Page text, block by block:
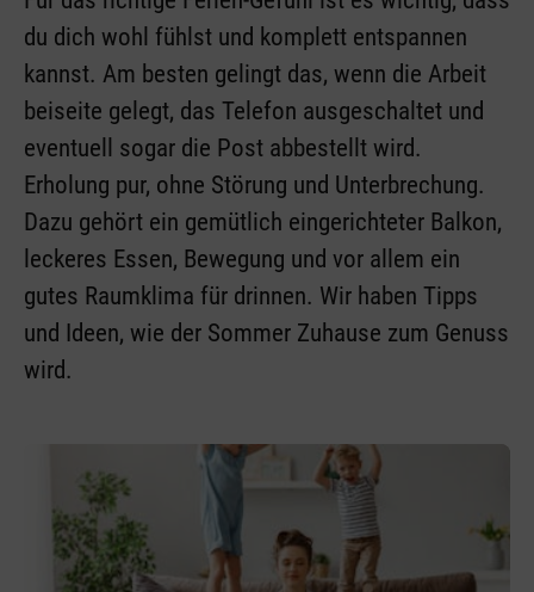
du dich wohl fühlst und komplett entspannen
kannst. Am besten gelingt das, wenn die Arbeit
beiseite gelegt, das Telefon ausgeschaltet und
eventuell sogar die Post abbestellt wird.
Erholung pur, ohne Störung und Unterbrechung.
Dazu gehört ein gemütlich eingerichteter Balkon,
leckeres Essen, Bewegung und vor allem ein
gutes Raumklima für drinnen. Wir haben Tipps
und Ideen, wie der Sommer Zuhause zum Genuss
wird.